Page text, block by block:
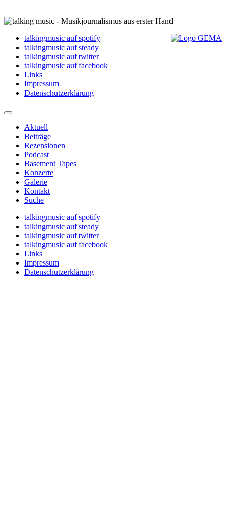
talkingmusic auf spotify
talkingmusic auf steady
talkingmusic auf twitter
talkingmusic auf facebook
Links
Impressum
Datenschutzerklärung
Aktuell
Beiträge
Rezensionen
Podcast
Basement Tapes
Konzerte
Galerie
Kontakt
Suche
talkingmusic auf spotify
talkingmusic auf steady
talkingmusic auf twitter
talkingmusic auf facebook
Links
Impressum
Datenschutzerklärung